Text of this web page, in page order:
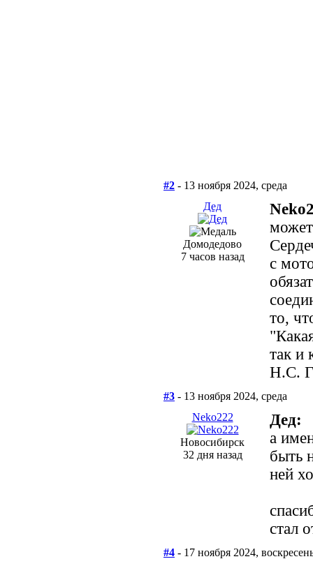
#2 - 13 ноября 2024, среда
Дед
Домодедово
7 часов назад
с
то,
так и
Н.С.
#3 - 13 ноября 2024, среда
Neko222
Новосибирск
32 дня назад
Дед:
а
быть
ней
стал
#4 - 17 ноября 2024,